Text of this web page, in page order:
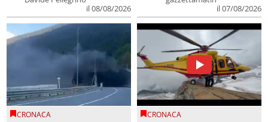
il 08/08/2026
il 07/08/2026
CRONACA CRONACA